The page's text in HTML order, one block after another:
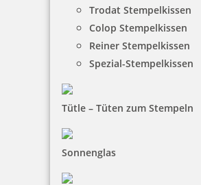
Trodat Stempelkissen
Colop Stempelkissen
Reiner Stempelkissen
Spezial-Stempelkissen
Tütle – Tüten zum Stempeln
Sonnenglas
Versandinformationen
Zahlungsbedingungen
Bestellhinweise
INFORMATIONEN